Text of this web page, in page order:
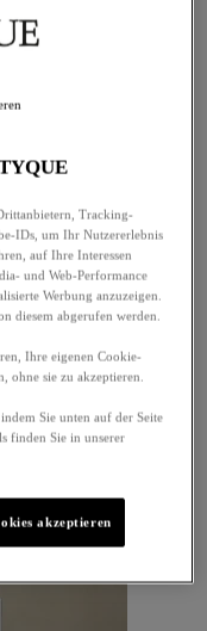
Eaux de Toilette, zum
Tracking-
IDs, um Ihr Nutzererlebnis
auf Ihre Interessen
und Web-Performance
Werbung anzuzeigen.
diesem abgerufen werden.
Ihre eigenen Cookie-
ohne sie zu akzeptieren.
Sie unten auf der Seite
finden Sie in unserer
akzeptieren